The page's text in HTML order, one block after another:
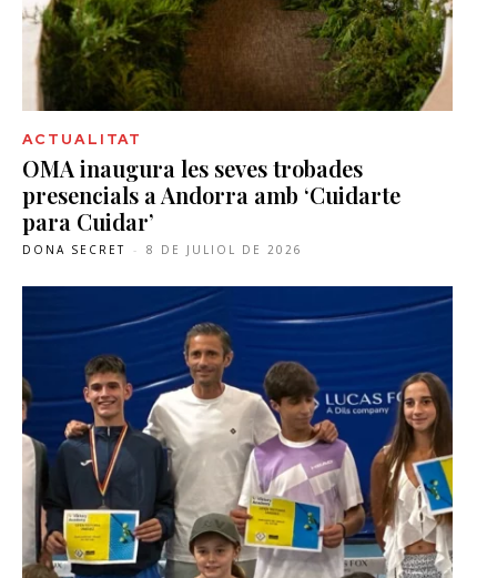
ACTUALITAT
OMA inaugura les seves trobades
presencials a Andorra amb ‘Cuidarte
para Cuidar’
DONA SECRET - 8 DE JULIOL DE 2026